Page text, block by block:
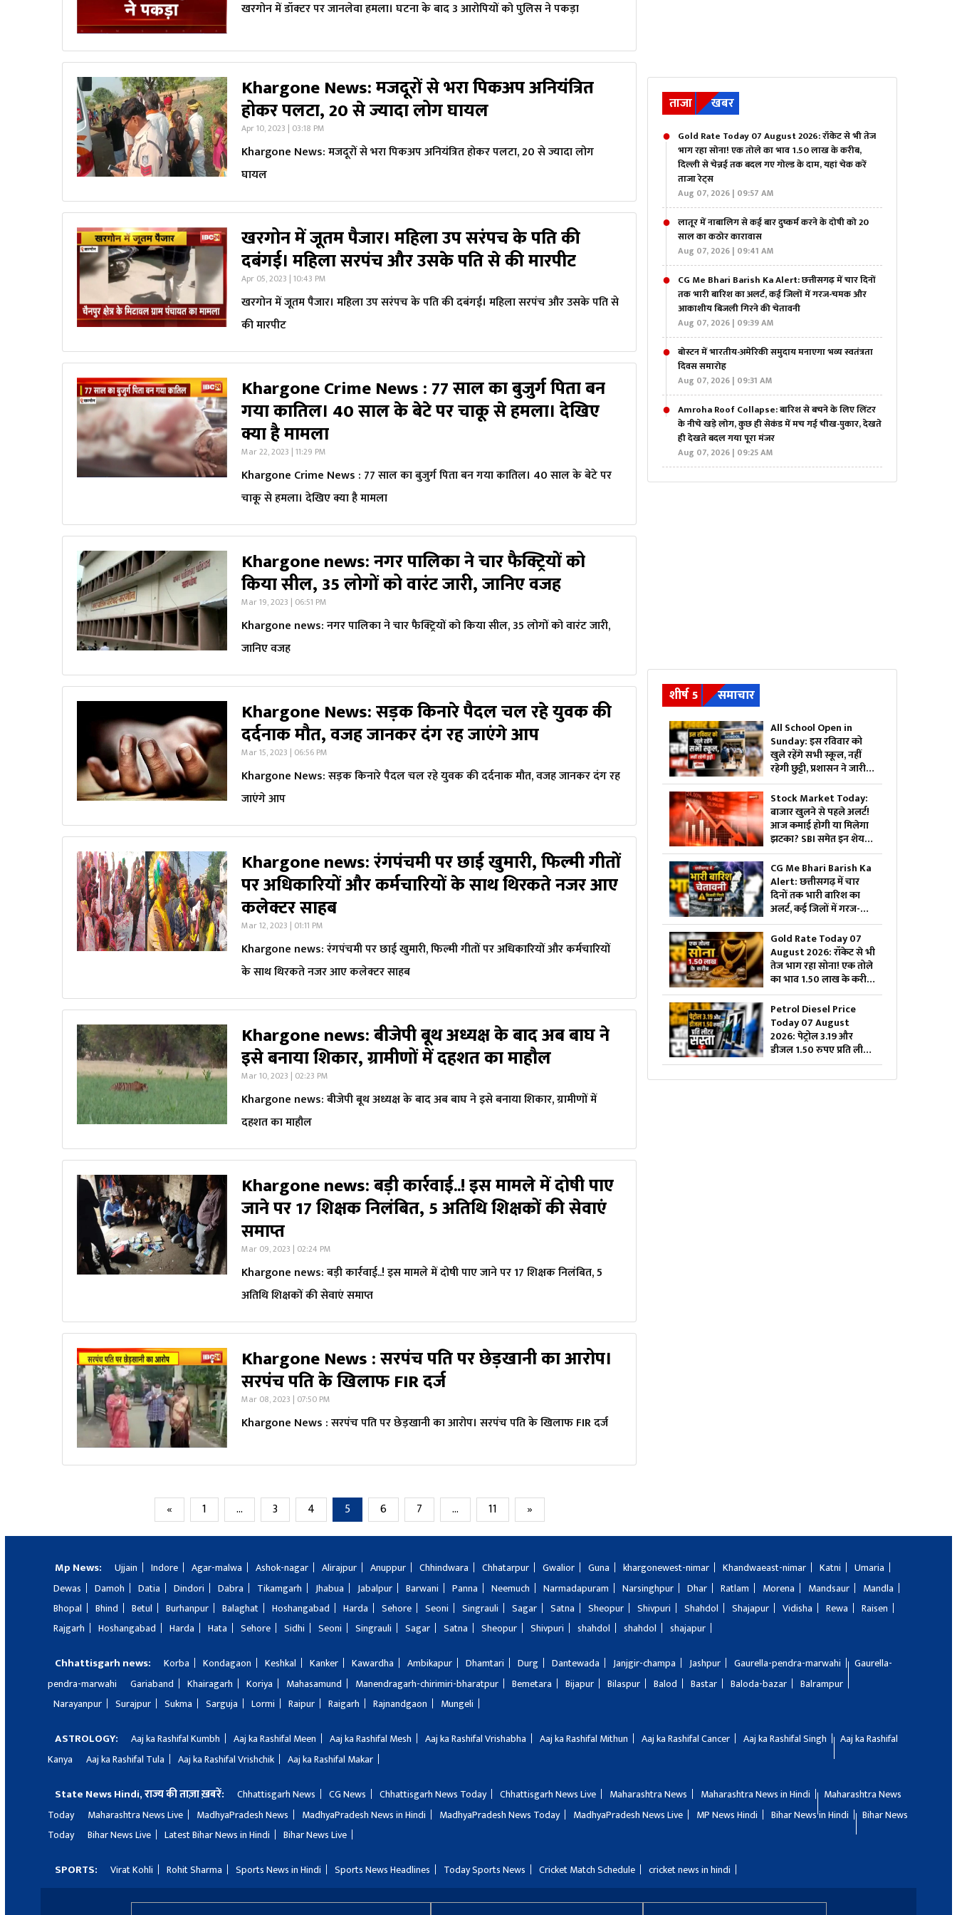
खरगोन में डॉक्टर पर जानलेवा हमला। घटना के बाद 3 आरोपियों को पुलिस ने पकड़ा
Khargone News: मजदूरों से भरा पिकअप अनियंत्रित
होकर पलटा, 20 से ज्यादा लोग घायल
Apr 10, 2023 | 03:18 PM
Khargone News: मजदूरों से भरा पिकअप अनियंत्रित होकर पलटा, 20 से ज्यादा लोग
घायल
खरगोन में जूतम पैजार। महिला उप सरंपच के पति की
दबंगई। महिला सरपंच और उसके पति से की मारपीट
Apr 05, 2023 | 10:43 PM
खरगोन में जूतम पैजार। महिला उप सरंपच के पति की दबंगई। महिला सरपंच और उसके पति से
की मारपीट
Khargone Crime News : 77 साल का बुजुर्ग पिता बन
गया कातिल। 40 साल के बेटे पर चाकू से हमला। देखिए
क्या है मामला
Mar 22, 2023 | 11:29 PM
Khargone Crime News : 77 साल का बुजुर्ग पिता बन गया कातिल। 40 साल के बेटे पर
चाकू से हमला। देखिए क्या है मामला
Khargone news: नगर पालिका ने चार फैक्ट्रियों को
किया सील, 35 लोगों को वारंट जारी, जानिए वजह
Mar 19, 2023 | 06:51 PM
Khargone news: नगर पालिका ने चार फैक्ट्रियों को किया सील, 35 लोगों को वारंट जारी,
जानिए वजह
Khargone News: सड़क किनारे पैदल चल रहे युवक की
दर्दनाक मौत, वजह जानकर दंग रह जाएंगे आप
Mar 15, 2023 | 06:56 PM
Khargone News: सड़क किनारे पैदल चल रहे युवक की दर्दनाक मौत, वजह जानकर दंग रह
जाएंगे आप
Khargone news: रंगपंचमी पर छाई खुमारी, फिल्मी गीतों
पर अधिकारियों और कर्मचारियों के साथ थिरकते नजर आए
कलेक्टर साहब
Mar 12, 2023 | 01:11 PM
Khargone news: रंगपंचमी पर छाई खुमारी, फिल्मी गीतों पर अधिकारियों और कर्मचारियों
के साथ थिरकते नजर आए कलेक्टर साहब
Khargone news: बीजेपी बूथ अध्यक्ष के बाद अब बाघ ने
इसे बनाया शिकार, ग्रामीणों में दहशत का माहौल
Mar 10, 2023 | 02:23 PM
Khargone news: बीजेपी बूथ अध्यक्ष के बाद अब बाघ ने इसे बनाया शिकार, ग्रामीणों में
दहशत का माहौल
Khargone news: बड़ी कार्रवाई..! इस मामले में दोषी पाए
जाने पर 17 शिक्षक निलंबित, 5 अतिथि शिक्षकों की सेवाएं
समाप्त
Mar 09, 2023 | 02:24 PM
Khargone news: बड़ी कार्रवाई..! इस मामले में दोषी पाए जाने पर 17 शिक्षक निलंबित, 5
अतिथि शिक्षकों की सेवाएं समाप्त
Khargone News : सरपंच पति पर छेड़खानी का आरोप।
सरपंच पति के खिलाफ FIR दर्ज
Mar 08, 2023 | 07:50 PM
Khargone News : सरपंच पति पर छेड़खानी का आरोप। सरपंच पति के खिलाफ FIR दर्ज
« 1 … 3 4 5 6 7 … 11 »
ताजा खबर
Gold Rate Today 07 August 2026: रॉकेट से भी तेज
भाग रहा सोना! एक तोले का भाव 1.50 लाख के करीब,
दिल्ली से चेन्नई तक बदल गए गोल्ड के दाम, यहां चेक करें
ताजा रेट्स
Aug 07, 2026 | 09:57 AM
लातूर में नाबालिग से कई बार दुष्कर्म करने के दोषी को 20
साल का कठोर कारावास
Aug 07, 2026 | 09:41 AM
CG Me Bhari Barish Ka Alert: छत्तीसगढ़ में चार दिनों
तक भारी बारिश का अलर्ट, कई जिलों में गरज-चमक और
आकाशीय बिजली गिरने की चेतावनी
Aug 07, 2026 | 09:39 AM
बोस्टन में भारतीय-अमेरिकी समुदाय मनाएगा भव्य स्वतंत्रता
दिवस समारोह
Aug 07, 2026 | 09:31 AM
Amroha Roof Collapse: बारिश से बचने के लिए लिंटर
के नीचे खड़े लोग, कुछ ही सेकंड में मच गई चीख-पुकार, देखते
ही देखते बदल गया पूरा मंजर
Aug 07, 2026 | 09:25 AM
शीर्ष 5 समाचार
All School Open in
Sunday: इस रविवार को
खुले रहेंगे सभी स्कूल, नहीं
रहेगी छुट्टी, प्रशासन ने जारी
किया आदेश, जानिए क्यों
लिया गया ऐसा फैसला
Stock Market Today:
बाजार खुलने से पहले अलर्ट!
आज कमाई होगी या मिलेगा
झटका? SBI समेत इन शेयरों
में दिखेगा तगड़ा एक्शन
CG Me Bhari Barish Ka
Alert: छत्तीसगढ़ में चार
दिनों तक भारी बारिश का
अलर्ट, कई जिलों में गरज-
चमक और आकाशीय बिजली
गिरने की चेतावनी
Gold Rate Today 07
August 2026: रॉकेट से भी
तेज भाग रहा सोना! एक तोले
का भाव 1.50 लाख के करीब,
दिल्ली से चेन्नई तक बदल गए
गोल्ड के दाम, यहां चेक करें
ताजा रेट्स
Petrol Diesel Price
Today 07 August
2026: पेट्रोल 3.19 और
डीजल 1.50 रुपए प्रति लीटर
सस्ता, महंगाई की मार झेल
रही जनता को बड़ी राहत,
Mp News: Ujjain Indore Agar-malwa Ashok-nagar Alirajpur Anuppur Chhindwara Chhatarpur Gwalior Guna khargonewest-nimar Khandwaeast-nimar Katni
Umaria
Dewas
Damoh Datia Dindori Dabra Tikamgarh Jhabua Jabalpur Barwani Panna Neemuch Narmadapuram Narsinghpur Dhar Ratlam Morena Mandsaur
Mandla
Bhopal
Bhind Betul Burhanpur Balaghat Hoshangabad Harda Sehore Seoni Singrauli Sagar Satna Sheopur Shivpuri Shahdol Shajapur Vidisha Rewa
Raisen
Rajgarh
Hoshangabad Harda Hata Sehore Sidhi Seoni Singrauli Sagar Satna Sheopur Shivpuri shahdol shahdol shajapur
Chhattisgarh news: Korba Kondagaon Keshkal Kanker Kawardha Ambikapur Dhamtari Durg Dantewada Janjgir-champa Jashpur Gaurella-pendra-marwahi
Gaurella-
pendra-marwahi
Gariaband Khairagarh Koriya Mahasamund Manendragarh-chirimiri-bharatpur Bemetara Bijapur Bilaspur Balod Bastar Baloda-bazar
Balrampur
Narayanpur
Surajpur Sukma Sarguja Lormi Raipur Raigarh Rajnandgaon Mungeli
ASTROLOGY: Aaj ka Rashifal Kumbh Aaj ka Rashifal Meen Aaj ka Rashifal Mesh Aaj ka Rashifal Vrishabha Aaj ka Rashifal Mithun Aaj ka Rashifal Cancer Aaj ka Rashifal Singh
Aaj ka Rashifal
Kanya
Aaj ka Rashifal Tula Aaj ka Rashifal Vrishchik Aaj ka Rashifal Makar
State News Hindi, राज्य की ताज़ा ख़बरें: Chhattisgarh News CG News Chhattisgarh News Today Chhattisgarh News Live Maharashtra News Maharashtra News in Hindi
Maharashtra News
Today
Maharashtra News Live MadhyaPradesh News MadhyaPradesh News in Hindi MadhyaPradesh News Today MadhyaPradesh News Live MP News Hindi Bihar News in Hindi
Bihar News
Today
Bihar News Live Latest Bihar News in Hindi Bihar News Live
SPORTS: Virat Kohli Rohit Sharma Sports News in Hindi Sports News Headlines Today Sports News Cricket Match Schedule cricket news in hindi